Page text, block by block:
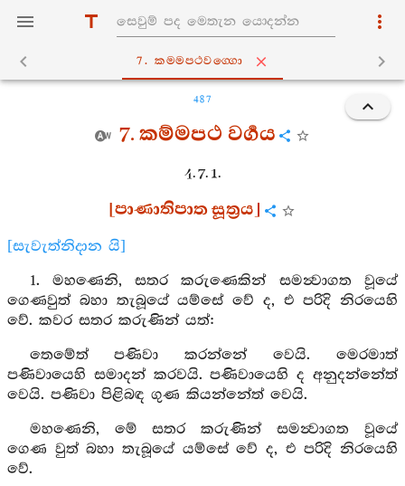
7. කම‍්මපථවග‍්ගො
487
7. කම්මපථ වර්‍ගය
4. 7. 1.
[පාණාතිපාත සූත්‍රය]
[සැවැත්නිදාන යි]
1. මහණෙනි, සතර කරුණෙකින් සමන්‍වාගත වූයේ
ගෙණවුත් බහා තැබූයේ යම්සේ වේ ද, එ පරිදි නිරයෙහි
වේ. කවර සතර කරුණින් යත්:
තෙමේත් පණිවා කරන්නේ වෙයි. මෙරමාත්
පණිවායෙහි සමාදන් කරවයි. පණිවායෙහි ද අනුදන්නේත්
වෙයි. පණිවා පිළිබඳ ගුණ කියන්නේත් වෙයි.
මහණෙනි, මේ සතර කරුණින් සමන්‍වාගත වූයේ
ගෙණ වුත් බහා තැබූයේ යම්සේ වේ ද, එ පරිදි නිරයෙහි
වේ.